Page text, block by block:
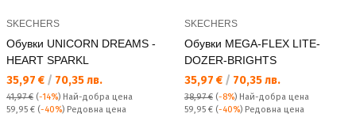
SKECHERS
Обувки UNICORN DREAMS -
HEART SPARKL
Текуща цена:
35,97 € / 70,35 лв.
41,97 € (-14%) Най-добра цена
Редовна цена:
59,95 € (-40%) Редовна цена
SKECHERS
Обувки MEGA-FLEX LITE-
DOZER-BRIGHTS
Текуща цена:
35,97 € / 70,35 лв.
38,97 € (-8%) Най-добра цена
Редовна цена:
59,95 € (-40%) Редовна цена